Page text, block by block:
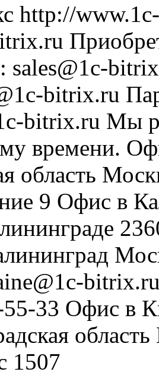
http://
: sales@1c-
bitrix.ru
bitrix.ru Мы
времени.
область
9 Офис в
33 Офис в
область
1507